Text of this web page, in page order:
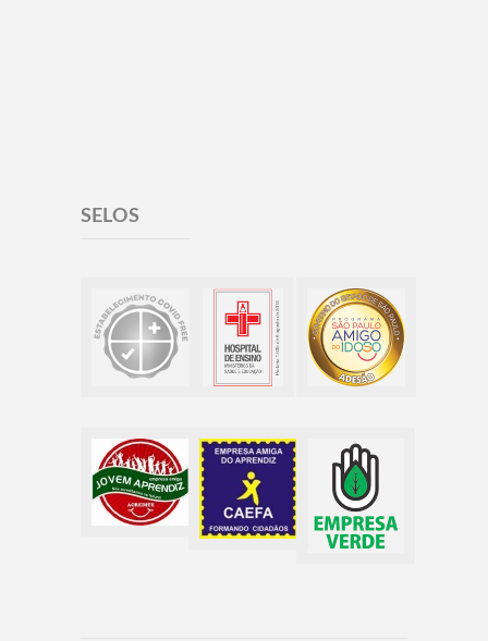
SELOS